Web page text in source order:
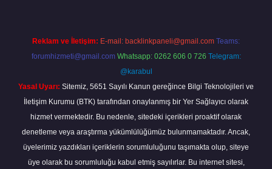
Reklam ve İletişim: E-mail: backlinkpaneli@gmail.com Teams:
forumhizmeti@gmail.com Whatsapp: 0262 606 0 726 Telegram:
@karabul
Yasal Uyarı: Sitemiz, 5651 Sayılı Kanun gereğince Bilgi Teknolojileri ve
İletişim Kurumu (BTK) tarafından onaylanmış bir Yer Sağlayıcı olarak
hizmet vermektedir. Bu nedenle, sitedeki içerikleri proaktif olarak
denetleme veya araştırma yükümlülüğümüz bulunmamaktadır. Ancak,
üyelerimiz yazdıkları içeriklerin sorumluluğunu taşımakta olup, siteye
üye olarak bu sorumluluğu kabul etmiş sayılırlar. Bu internet sitesi,